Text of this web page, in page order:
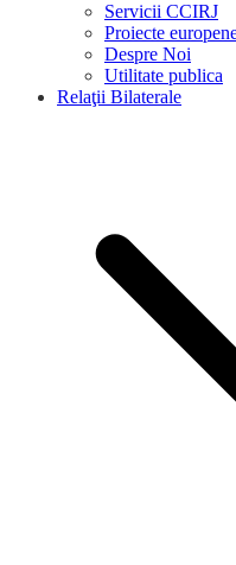
Servicii CCIRJ
Proiecte
Despre Noi
Utilitate publica
Relaţii Bilaterale